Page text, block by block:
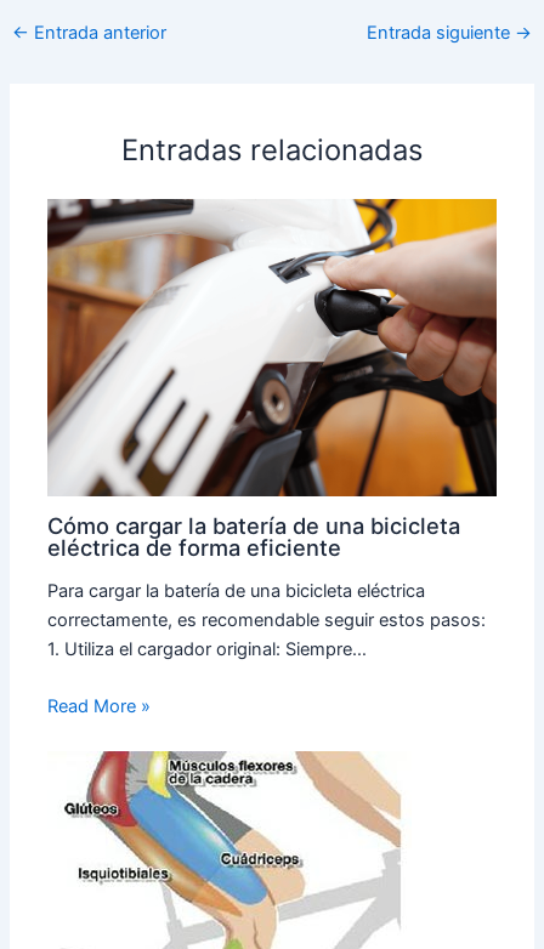
← Entrada anterior Entrada siguiente →
Entradas relacionadas
Cómo cargar la batería de una bicicleta
eléctrica de forma eficiente
Para cargar la batería de una bicicleta eléctrica
correctamente, es recomendable seguir estos pasos:
1. Utiliza el cargador original: Siempre…
Read More »